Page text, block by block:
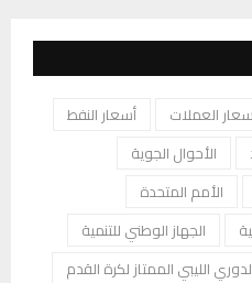
العملات
أسعار النفط
الأحوال الجوية
الأمم المتحدة
الجهاز الوطني للتنمية
الليبي الممتاز لكرة القدم